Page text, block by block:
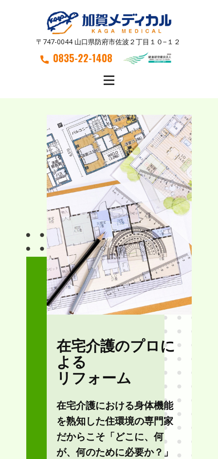
〒747-0044 山口県防府市佐波２丁目１０−１２
0835-22-1408
在宅介護のプロに
よる
リフォーム
在宅介護における身体機能
を熟知した住環境の専門家
だからこそ「どこに、何
が、何のために必要か？」